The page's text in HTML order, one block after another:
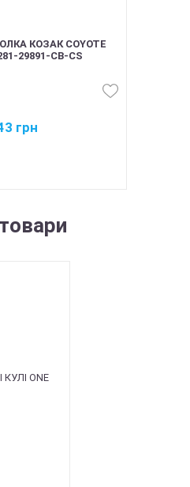
КОЗАК COYOTE
29891-CB-CS
грн